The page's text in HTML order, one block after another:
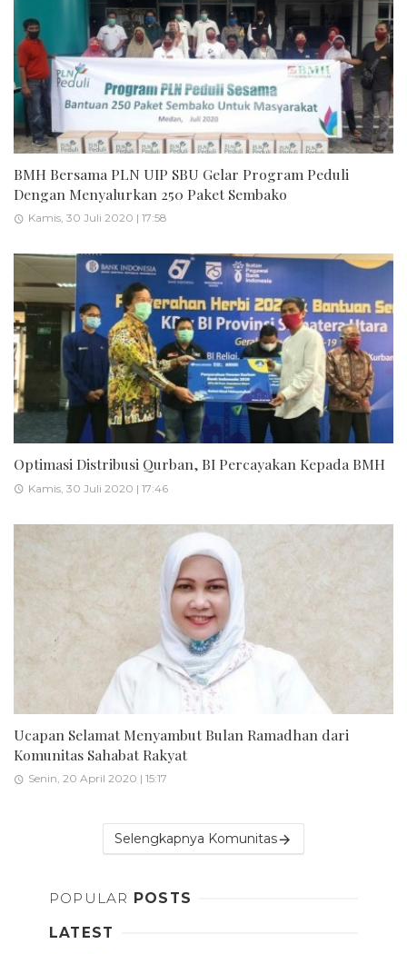
BMH Bersama PLN UIP SBU Gelar Program Peduli
Dengan Menyalurkan 250 Paket Sembako
Kamis, 30 Juli 2020 | 17:58
Optimasi Distribusi Qurban, BI Percayakan Kepada BMH
Kamis, 30 Juli 2020 | 17:46
Ucapan Selamat Menyambut Bulan Ramadhan dari
Komunitas Sahabat Rakyat
Senin, 20 April 2020 | 15:17
Selengkapnya Komunitas
POPULAR POSTS
LATEST